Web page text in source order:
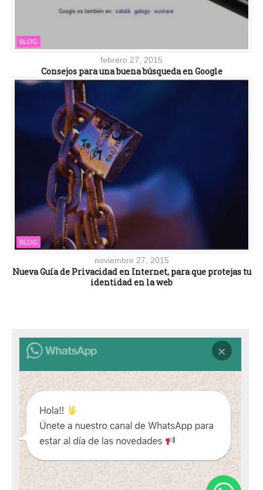
BLOG
febrero 27, 2015
Consejos para una buena búsqueda en Google
BLOG
noviembre 27, 2015
Nueva Guía de Privacidad en Internet, para que protejas tu
identidad en la web